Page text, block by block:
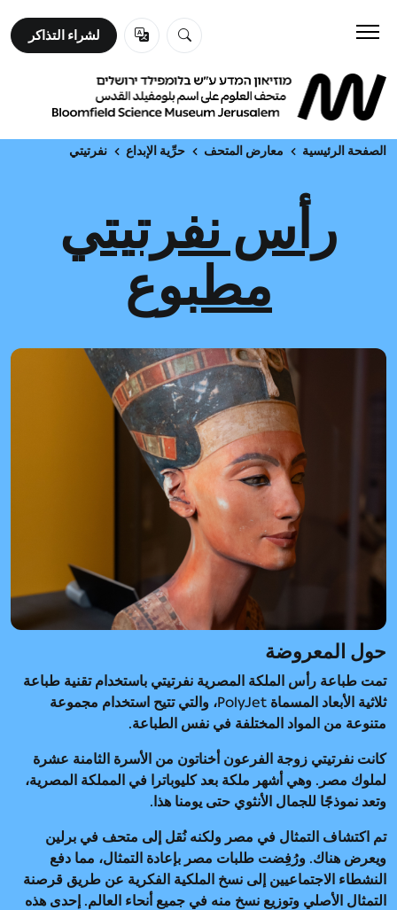
زورونا
تعلم
لشراء التذاكر
الصفحة الرئيسية معارض المتحف حرِّية الإبداع نفرتيتي
رأس نفرتيتي
مطبوع
حول المعروضة
تمت طباعة رأس الملكة المصرية نفرتيتي باستخدام تقنية طباعة
ثلاثية الأبعاد المسماة PolyJet، والتي تتيح استخدام مجموعة
متنوعة من المواد المختلفة في نفس الطباعة.
كانت نفرتيتي زوجة الفرعون أخناتون من الأسرة الثامنة عشرة
لملوك مصر. وهي أشهر ملكة بعد كليوباترا في المملكة المصرية،
وتعد نموذجًا للجمال الأنثوي حتى يومنا هذا.
تم اكتشاف التمثال في مصر ولكنه نُقل إلى متحف في برلين
ويعرض هناك. ورُفِضت طلبات مصر بإعادة التمثال، مما دفع
النشطاء الاجتماعيين إلى نسخ الملكية الفكرية عن طريق قرصنة
التمثال الأصلي وتوزيع نسخ منه في جميع أنحاء العالم. إحدى هذه